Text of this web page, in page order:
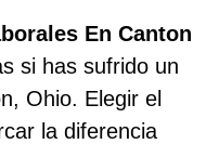
En Canton
si has sufrido un
Ohio. Elegir el
la diferencia